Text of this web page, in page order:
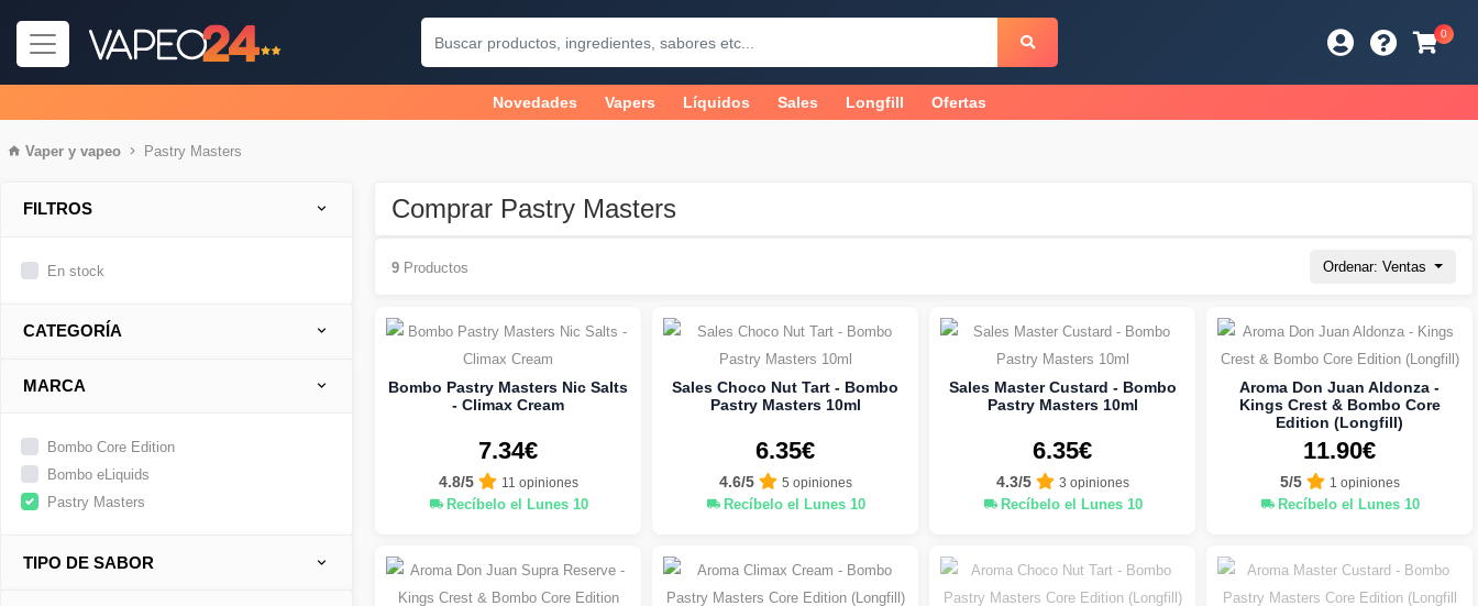
0
Novedades Vapers Líquidos Sales Longfill Ofertas
Vaper y vapeo Pastry Masters
FILTROS
En stock
CATEGORÍA
MARCA
Bombo Core Edition
Bombo eLiquids
Pastry Masters
TIPO DE SABOR
Comprar Pastry Masters
Ordenar: Ventas
9 Productos
Bombo Pastry Masters Nic Salts
- Climax Cream
7.34€
4.8/5 11 opiniones
Recíbelo el Lunes 10
Sales Choco Nut Tart - Bombo
Pastry Masters 10ml
6.35€
4.6/5 5 opiniones
Recíbelo el Lunes 10
Sales Master Custard - Bombo
Pastry Masters 10ml
6.35€
4.3/5 3 opiniones
Recíbelo el Lunes 10
Aroma Don Juan Aldonza -
Kings Crest & Bombo Core
Edition (Longfill)
11.90€
5/5 1 opiniones
Recíbelo el Lunes 10